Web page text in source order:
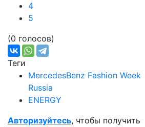
4
5
(0 голосов)
Теги
MercedesBenz Fashion Week
Russia
ENERGY
Авторизуйтесь, чтобы получить